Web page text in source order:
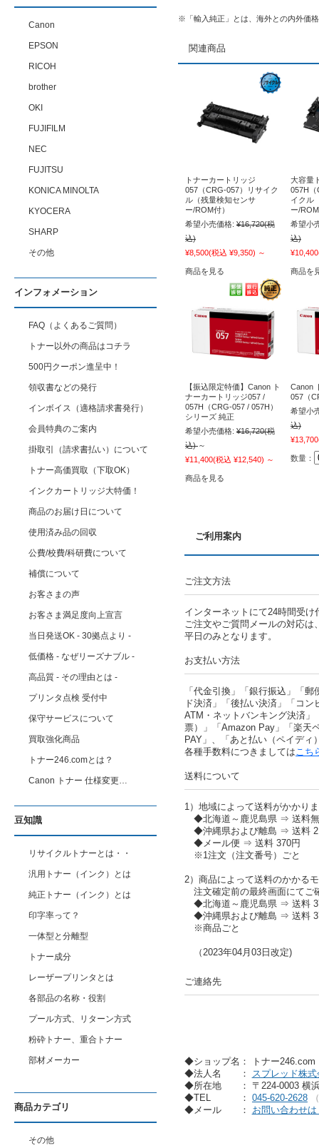
※「輸入純正」とは、海外との内外価
関連商品
トナーカートリッジ
057（CRG-057）リサイク
ル（残量検知センサ
ー/ROM付）
希望小売価格: ¥16,720(税
込)
¥8,500(税込 ¥9,350) ～
商品を見る
大容量
057H（
イクル
ー/
希望小
込)
¥10,400
商品を
【振込限定特価】Canon ト
ナーカートリッジ057 /
057H（CRG-057 / 057H）
シリーズ 純正
希望小売価格: ¥16,720(税
込) ～
¥11,400(税込 ¥12,540) ～
商品を見る
Canon
057（
希望小
込)
¥13,700
数量：
ご利用案内
ご注文方法
インターネットにて24時間受け
ご注文やご質問メールの対応は
平日のみとなります。
お支払い方法
「代金引換」「銀行振込」「
ド決済」「後払い決済」「コ
ATM・ネットバンキング決済」
票）」「Amazon Pay」「楽天
PAY」、「あと払い（ペイディ
各種手数料につきましてはこち
送料について
1）地域によって送料がかかり
◆北海道～鹿児島県 ⇒ 送料
◆沖縄県および離島 ⇒ 送料
◆メール便 ⇒ 送料 370円
※1注文（注文番号）ごと
2）商品によって送料のかかる
注文確定前の最終画面にてご
◆北海道～鹿児島県 ⇒ 送料
◆沖縄県および離島 ⇒ 送料
※商品ごと
（2023年04月03日改定)
ご連絡先
◆ショップ名： トナー
◆法人名
：
スプレッド株式
◆所在地
： 〒224-0003 横
◆TEL
： 045-620-2628
（
◆メール
： お問い合わせ
Canon
EPSON
RICOH
brother
OKI
FUJIFILM
NEC
FUJITSU
KONICA MINOLTA
KYOCERA
SHARP
その他
インフォメーション
FAQ（よくあるご質問）
トナー以外の商品はコチラ
500円クーポン進呈中！
領収書などの発行
インボイス（適格請求書発行）
会員特典のご案内
掛取引（請求書払い）について
トナー高価買取（下取OK）
インクカートリッジ大特価！
商品のお届け日について
使用済み品の回収
公費/校費/科研費について
補償について
お客さまの声
お客さま満足度向上宣言
当日発送OK - 30拠点より -
低価格 - なぜリーズナブル -
高品質 - その理由とは -
プリンタ点検 受付中
保守サービスについて
買取強化商品
トナー246.comとは？
Canon トナー 仕様変更…
豆知識
リサイクルトナーとは・・
汎用トナー（インク）とは
純正トナー（インク）とは
印字率って？
一体型と分離型
トナー成分
レーザープリンタとは
各部品の名称・役割
プール方式、リターン方式
粉砕トナー、重合トナー
部材メーカー
商品カテゴリ
その他